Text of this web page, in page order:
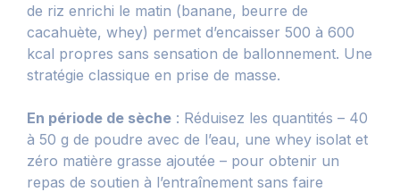
de riz enrichi le matin (banane, beurre de
cacahuète, whey) permet d’encaisser 500 à 600
kcal propres sans sensation de ballonnement. Une
stratégie classique en prise de masse.
En période de sèche : Réduisez les quantités – 40
à 50 g de poudre avec de l’eau, une whey isolat et
zéro matière grasse ajoutée – pour obtenir un
repas de soutien à l’entraînement sans faire